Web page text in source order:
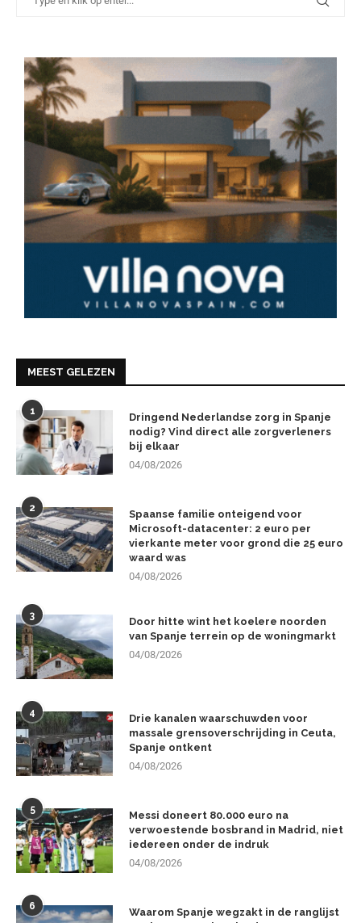
MEEST GELEZEN
1
Dringend Nederlandse zorg in Spanje
nodig? Vind direct alle zorgverleners
bij elkaar
04/08/2026
2
Spaanse familie onteigend voor
Microsoft-datacenter: 2 euro per
vierkante meter voor grond die 25 euro
waard was
04/08/2026
3
Door hitte wint het koelere noorden
van Spanje terrein op de woningmarkt
04/08/2026
4
Drie kanalen waarschuwden voor
massale grensoverschrijding in Ceuta,
Spanje ontkent
04/08/2026
5
Messi doneert 80.000 euro na
verwoestende bosbrand in Madrid, niet
iedereen onder de indruk
04/08/2026
6
Waarom Spanje wegzakt in de ranglijst